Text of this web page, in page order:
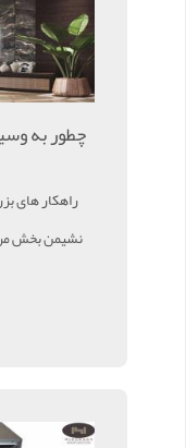
چطور به
راهکار های
نشیمن بخش